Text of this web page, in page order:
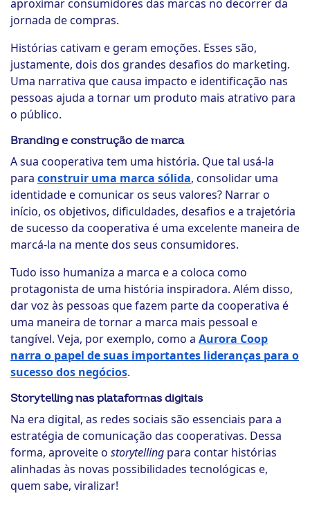
aproximar consumidores das marcas no decorrer da
jornada de compras.
Histórias cativam e geram emoções. Esses são,
justamente, dois dos grandes desafios do marketing.
Uma narrativa que causa impacto e identificação nas
pessoas ajuda a tornar um produto mais atrativo para
o público.
Branding e construção de marca
A sua cooperativa tem uma história. Que tal usá-la
para construir uma marca sólida, consolidar uma
identidade e comunicar os seus valores? Narrar o
início, os objetivos, dificuldades, desafios e a trajetória
de sucesso da cooperativa é uma excelente maneira de
marcá-la na mente dos seus consumidores.
Tudo isso humaniza a marca e a coloca como
protagonista de uma história inspiradora. Além disso,
dar voz às pessoas que fazem parte da cooperativa é
uma maneira de tornar a marca mais pessoal e
tangível. Veja, por exemplo, como a Aurora Coop
narra o papel de suas importantes lideranças para o
sucesso dos negócios.
Storytelling nas plataformas digitais
Na era digital, as redes sociais são essenciais para a
estratégia de comunicação das cooperativas. Dessa
forma, aproveite o storytelling para contar histórias
alinhadas às novas possibilidades tecnológicas e,
quem sabe, viralizar!